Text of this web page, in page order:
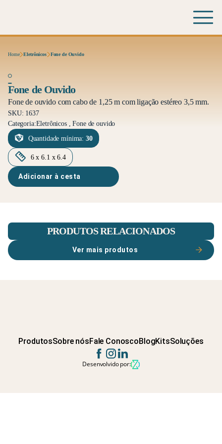
Home Eletrônicos Fone de Ouvido
Fone de Ouvido
Fone de ouvido com cabo de 1,25 m com ligação estéreo 3,5 mm.
SKU: 1637
Categoria:Eletrônicos , Fone de ouvido
Quantidade mínima: 30
6 x 6.1 x 6.4
Adicionar à cesta
PRODUTOS RELACIONADOS
Ver mais produtos
ProdutosSobre nósFale ConoscoBlogKitsSoluções
Desenvolvido por: